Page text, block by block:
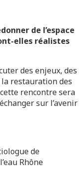
de l’espace
elles réalistes
des enjeux, des
restauration des
rencontre sera
sur l’avenir
de
Rhône